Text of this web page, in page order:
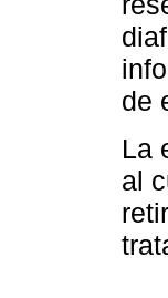
de
La
al